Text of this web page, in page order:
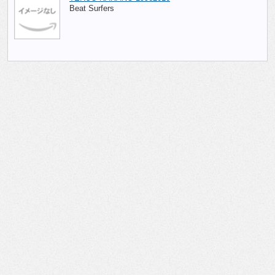
Beat Surfers